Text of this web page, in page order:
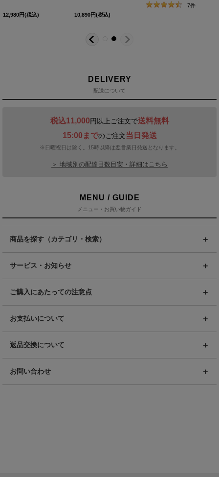
12,980円(税込) 10,890円(税込)
7件
DELIVERY
配送について
税込11,000円以上ご注文で送料無料
15:00までのご注文当日発送
※日曜祝日は除く。15時以降は翌営業日発送となります。
＞ 地域別の配達日数目安・詳細はこちら
MENU / GUIDE
メニュー・お買い物ガイド
商品を探す（カテゴリ・検索）
サービス・お知らせ
ご購入にあたっての注意点
お支払いについて
返品交換について
お問い合わせ